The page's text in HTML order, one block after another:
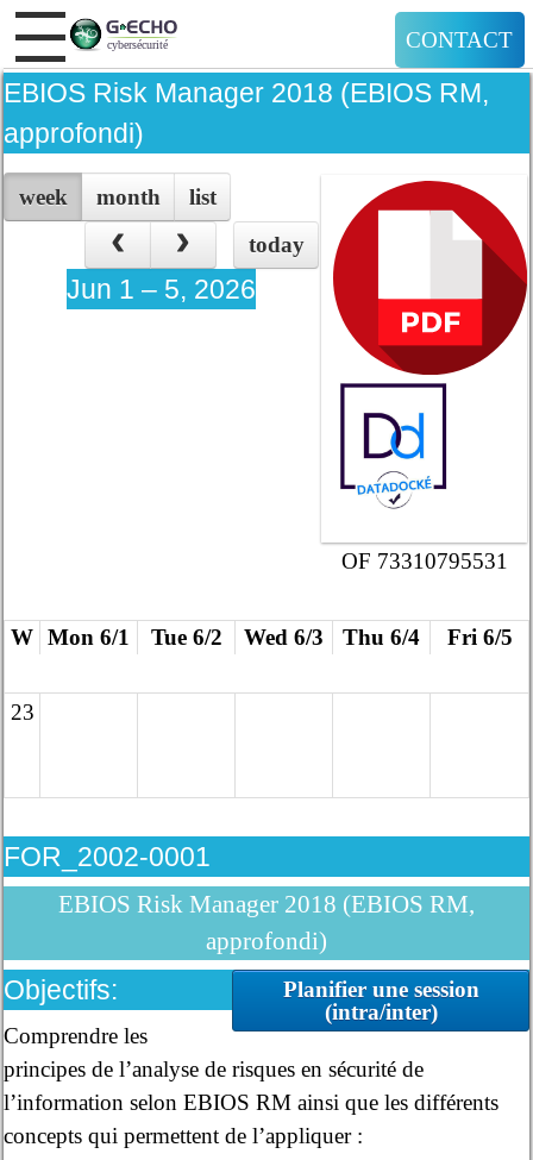
CONTACT
EBIOS Risk Manager 2018 (EBIOS RM,
approfondi)
OF 73310795531
week month
list
today
Jun 1 – 5, 2026
W Mon 6/1 Tue 6/2 Wed 6/3 Thu 6/4 Fri 6/5
23
FOR_2002-0001
EBIOS Risk Manager 2018 (EBIOS RM,
approfondi)
Planifier une session
(intra/inter)
Objectifs:
Comprendre les
principes de l’analyse de risques en sécurité de
l’information selon EBIOS RM ainsi que les différents
concepts qui permettent de l’appliquer :